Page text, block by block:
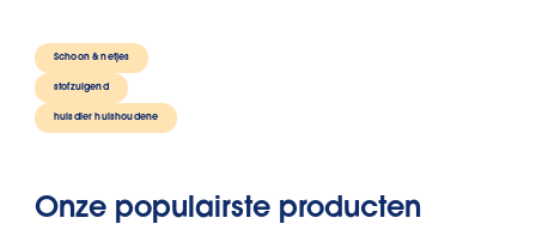
Schoon & netjes
stofzuigend
huisdier huishoudene
Onze populairste producten